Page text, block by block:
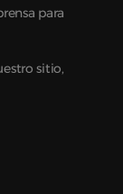
para
sitio,